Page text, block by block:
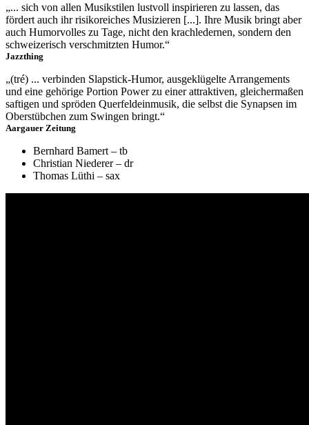
„... sich von allen Musikstilen lustvoll inspirieren zu lassen, das
fördert auch ihr risikoreiches Musizieren [...]. Ihre Musik bringt aber
auch Humorvolles zu Tage, nicht den krachledernen, sondern den
schweizerisch verschmitzten Humor.“
Jazzthing
„(tré) ... verbinden Slapstick-Humor, ausgeklügelte Arrangements
und eine gehörige Portion Power zu einer attraktiven, gleichermaßen
saftigen und spröden Querfeldeinmusik, die selbst die Synapsen im
Oberstübchen zum Swingen bringt.“
Aargauer Zeitung
Bernhard Bamert – tb
Christian Niederer – dr
Thomas Lüthi – sax